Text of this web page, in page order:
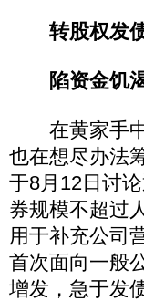
转股权发
陷资金饥
在黄家手中
也在想尽办法
于8月12日讨
券规模不超过
用于补充公司
首次面向一般
增发，急于发